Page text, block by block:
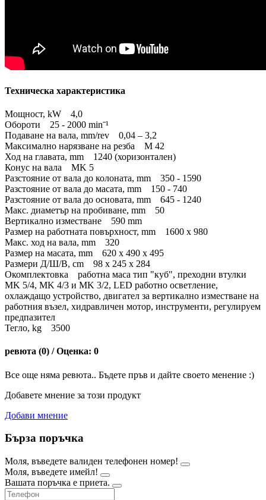
Техническа характеристика
Мощност, kW 4,0
Обороти 25 - 2000 minˉ¹
Подаване на вала, mm/rev 0,04 – 3,2
Максимално нарязване на резба M 42
Ход на главата, mm 1240 (хоризонтален)
Конус на вала MK 5
Разстояние от вала до колоната, mm 350 - 1590
Разстояние от вала до масата, mm 150 - 740
Разстояние от вала до основата, mm 645 - 1240
Макс. диаметър на пробиване, mm 50
Вертикално изместване 590 mm
Размер на работната повърхност, mm 1600 x 980
Макс. ход на вала, mm 320
Размер на масата, mm 620 х 490 х 495
Размери Д/Ш/В, cm 98 x 245 x 284
Окомплектовка работна маса тип "куб", преходни втулки
MK 5/4, MK 4/3 и MK 3/2, LED работно осветление,
охлаждащо устройство, двигател за вертикално изместване на
работния възел, хидравличен мотор, инструменти, регулируем
предпазител
Тегло, kg 3500
ревюта (0) / Оценка: 0
Все още няма ревюта.. Бъдете пръв и дайте своето менение :)
Добавете мнение за този продукт
Добави мнение
Бърза поръчка
Моля, въведете валиден телефонен номер!
Моля, въведете имейл!
Вашата поръчка е приета.